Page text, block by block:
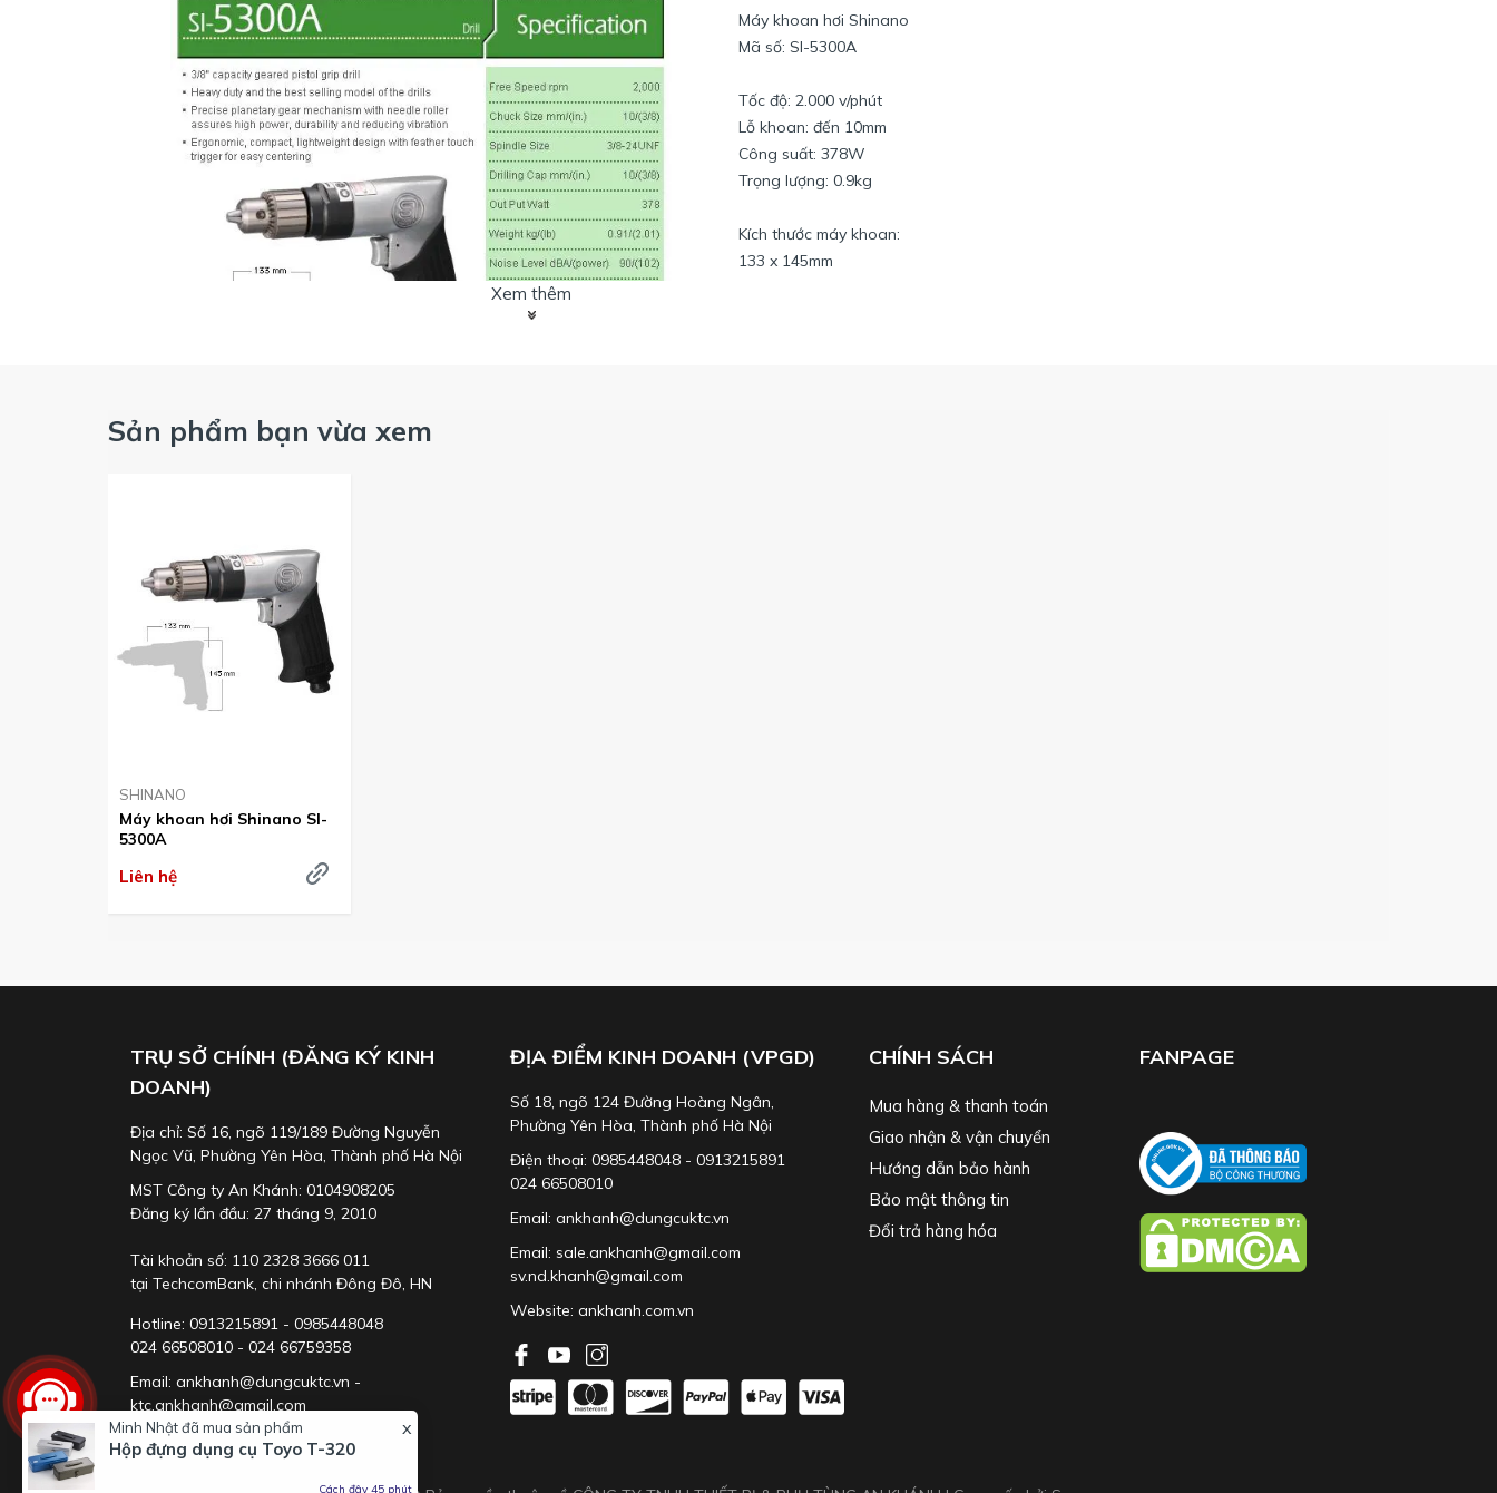
Máy khoan hơi Shinano
Mã số: SI-5300A
Tốc độ: 2.000 v/phút
Lỗ khoan: đến 10mm
Công suất: 378W
Trọng lượng: 0.9kg
Kích thước máy khoan:
133 x 145mm
Máy khoan Shinano SI-5300A là mẫu bán chạy nhất trong các dòng máy khoan.
Xem thêm
Sản phẩm bạn vừa xem
SHINANO
Máy khoan hơi Shinano SI-
5300A
Liên hệ
TRỤ SỞ CHÍNH (ĐĂNG KÝ KINH
DOANH)
Địa chỉ: Số 16, ngõ 119/189 Đường Nguyễn
Ngọc Vũ, Phường Yên Hòa, Thành phố Hà Nội
MST Công ty An Khánh: 0104908205
Đăng ký lần đầu: 27 tháng 9, 2010
Tài khoản số: 110 2328 3666 011
tại TechcomBank, chi nhánh Đông Đô, HN
Hotline: 0913215891 - 0985448048
024 66508010 - 024 66759358
Email: ankhanh@dungcuktc.vn -
ktc.ankhanh@gmail.com
ĐỊA ĐIỂM KINH DOANH (VPGD)
Số 18, ngõ 124 Đường Hoàng Ngân,
Phường Yên Hòa, Thành phố Hà Nội
Điện thoại: 0985448048 - 0913215891
024 66508010
Email: ankhanh@dungcuktc.vn
Email: sale.ankhanh@gmail.com
sv.nd.khanh@gmail.com
Website:ankhanh.com.vn
CHÍNH SÁCH
Mua hàng & thanh toán
Giao nhận & vận chuyển
Hướng dẫn bảo hành
Bảo mật thông tin
Đổi trả hàng hóa
FANPAGE
x
Minh Nhậtđã mua sản phẩm
Hộp đựng dụng cụ Toyo T-320
Cách đây 45 phút